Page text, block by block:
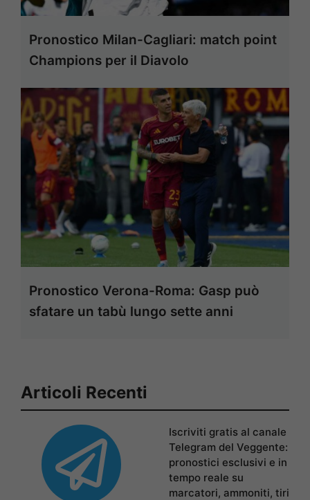
Pronostico Milan-Cagliari: match point
Champions per il Diavolo
Pronostico Verona-Roma: Gasp può
sfatare un tabù lungo sette anni
Articoli Recenti
Iscriviti gratis al canale
Telegram del Veggente:
pronostici esclusivi e in
tempo reale su
marcatori, ammoniti, tiri